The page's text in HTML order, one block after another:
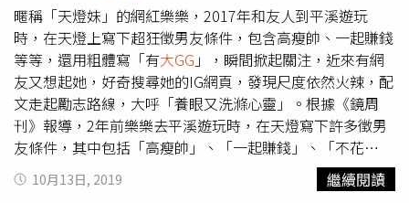
暱稱「天燈妹」的網紅樂樂，2017年和友人到平溪遊玩
時，在天燈上寫下超狂徵男友條件，包含高瘦帥、一起賺錢
等等，還用粗體寫「有大GG 」，瞬間掀起關注，近來有網
友又想起她，好奇搜尋她的IG網頁，發現尺度依然火辣，配
文走起勵志路線，大呼「養眼又洗滌心靈」。根據《鏡周
刊》報導，2年前樂樂去平溪遊玩時，在天燈寫下許多徵男
友條件，其中包括「高瘦帥」、「一起賺錢」、「不花
心」、「身高175」、「很聽話」、「只愛我」、「天天幸
福快樂」，還有特別用粗黑字強調的「有
」，引發熱
10月13日, 2019 繼續閱讀